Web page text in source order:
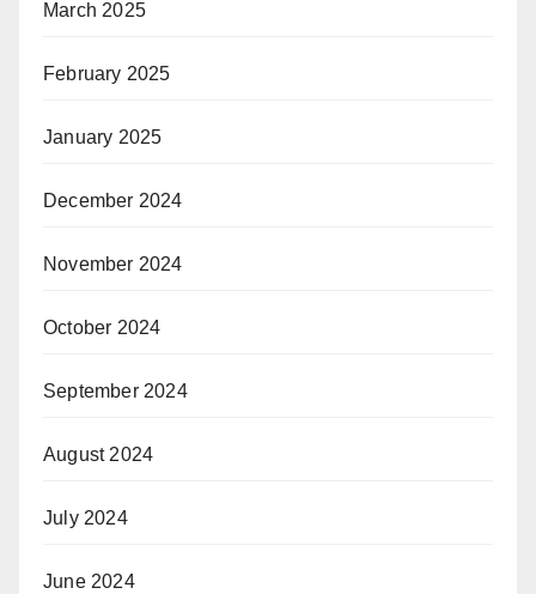
March 2025
February 2025
January 2025
December 2024
November 2024
October 2024
September 2024
August 2024
July 2024
June 2024